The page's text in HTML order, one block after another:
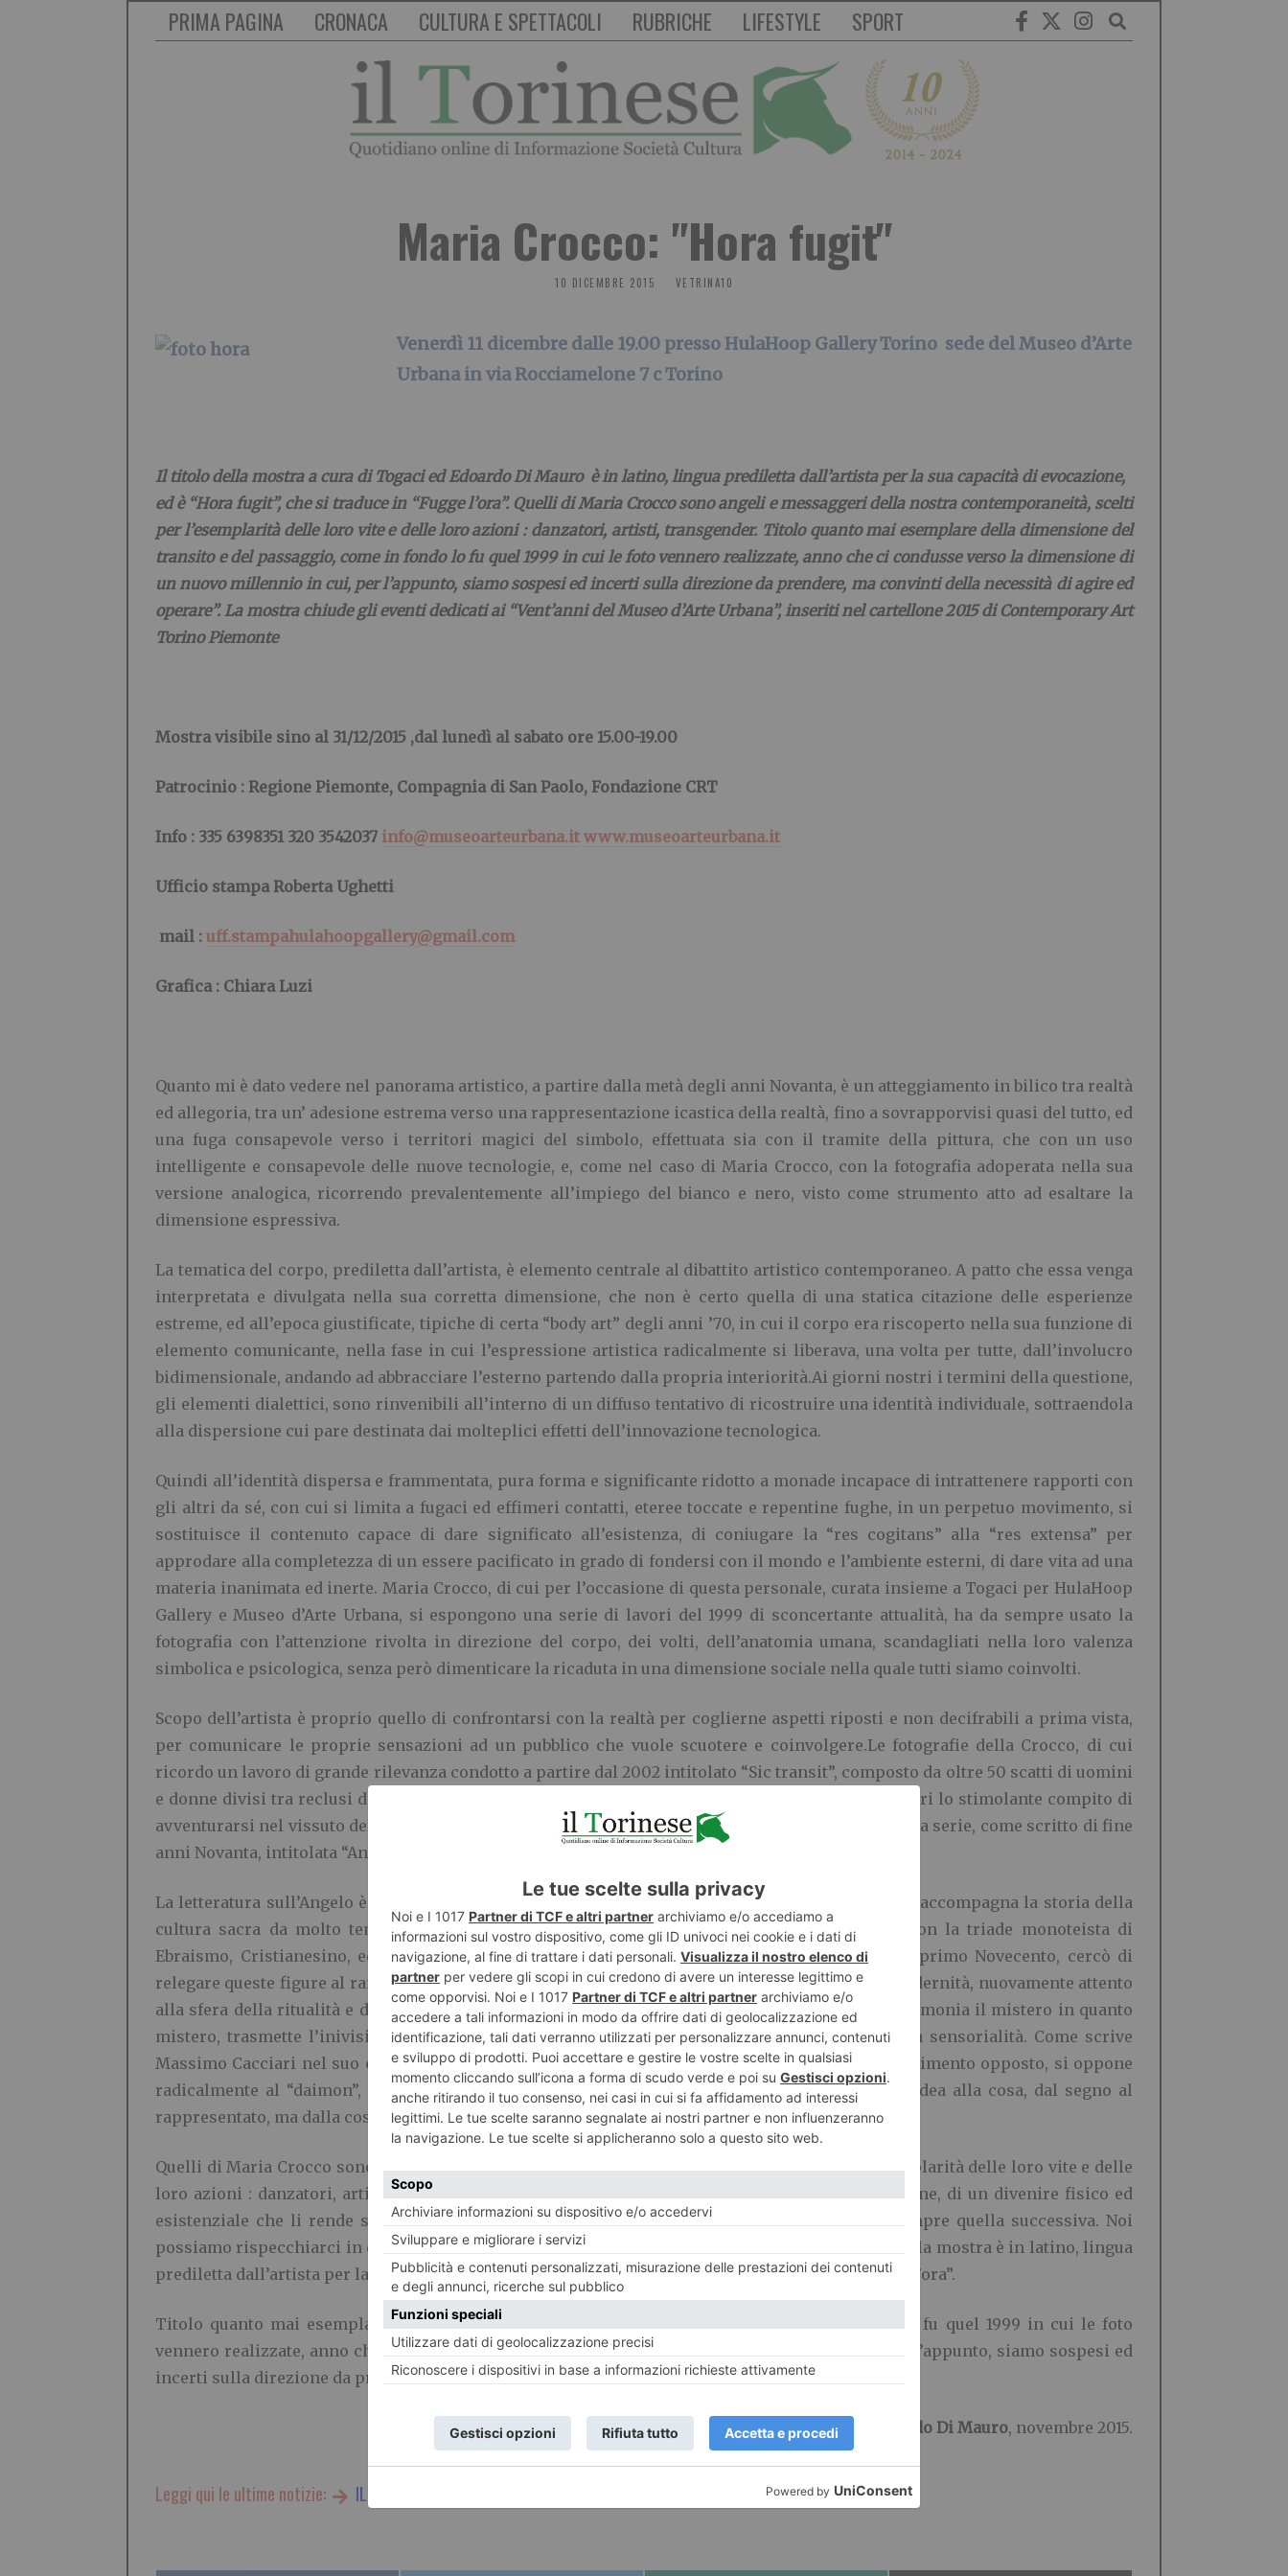
PRIMA PAGINA CRONACA CULTURA E SPETTACOLI RUBRICHE LIFESTYLE SPORT
Maria Crocco: "Hora fugit"
10 DICEMBRE 2015 VETRINA10
Venerdì 11 dicembre dalle 19.00 presso HulaHoop Gallery Torino sede del Museo d’Arte
Urbana invia Rocciamelone 7 c Torino
Il titolo della mostra a cura di Togaci ed Edoardo Di Mauro è in latino, lingua prediletta dall’artista per la sua capacità di evocazione,
ed è “Hora fugit”, che si traduce in “Fugge l’ora”. Quelli di Maria Crocco sono angeli e messaggeri della nostra contemporaneità, scelti
per l’esemplarità delle loro vite e delle loro azioni : danzatori, artisti, transgender. Titolo quanto mai esemplare della dimensione del
transito e del passaggio, come in fondo lo fu quel 1999 in cui le foto vennero realizzate, anno che ci condusse verso la dimensione di
un nuovo millennio in cui, per l’appunto, siamo sospesi ed incerti sulla direzione da prendere, ma convinti della necessità di agire ed
operare”. La mostra chiude gli eventi dedicati ai “Vent’anni del Museo d’Arte Urbana”, inseriti nel cartellone 2015 di Contemporary Art
Torino Piemonte
Mostra visibile sino al 31/12/2015 ,dal lunedì al sabato ore 15.00-19.00
Patrocinio : Regione Piemonte, Compagnia di San Paolo, Fondazione CRT
Info : 335 6398351 320 3542037 info@museoarteurbana.it www.museoarteurbana.it
Ufficio stampa Roberta Ughetti
mail : uff.stampahulahoopgallery@gmail.com
Grafica : Chiara Luzi
Quanto mi è dato vedere nel panorama artistico, a partire dalla metà degli anni Novanta, è un atteggiamento in bilico tra realtà
ed allegoria, tra un’ adesione estrema verso una rappresentazione icastica della realtà, fino a sovrapporvisi quasi del tutto, ed
una fuga consapevole verso i territori magici del simbolo, effettuata sia con il tramite della pittura, che con un uso
intelligente e consapevole delle nuove tecnologie, e, come nel caso di Maria Crocco, con la fotografia adoperata nella sua
versione analogica, ricorrendo prevalentemente all’impiego del bianco e nero, visto come strumento atto ad esaltare la
dimensione espressiva.
La tematica del corpo, prediletta dall’artista, è elemento centrale al dibattito artistico contemporaneo. A patto che essa venga
interpretata e divulgata nella sua corretta dimensione, che non è certo quella di una statica citazione delle esperienze
estreme, ed all’epoca giustificate, tipiche di certa “body art” degli anni ’70, in cui il corpo era riscoperto nella sua funzione di
elemento comunicante, nella fase in cui l’espressione artistica radicalmente si liberava, una volta per tutte, dall’involucro
bidimensionale, andando ad abbracciare l’esterno partendo dalla propria interiorità.Ai giorni nostri i termini della questione,
gli elementi dialettici, sono rinvenibili all’interno di un diffuso tentativo di ricostruire una identità individuale, sottraendola
alla dispersione cui pare destinata dai molteplici effetti dell’innovazione tecnologica.
Quindi all’identità dispersa e frammentata, pura forma e significante ridotto a monade incapace di intrattenere rapporti con
gli altri da sé, con cui si limita a fugaci ed effimeri contatti, eteree toccate e repentine fughe, in un perpetuo movimento, si
sostituisce il contenuto capace di dare significato all’esistenza, di coniugare la “res cogitans” alla “res extensa” per
approdare alla completezza di un essere pacificato in grado di fondersi con il mondo e l’ambiente esterni, di dare vita ad una
materia inanimata ed inerte. Maria Crocco, di cui per l’occasione di questa personale, curata insieme a Togaci per HulaHoop
Gallery e Museo d’Arte Urbana, si espongono una serie di lavori del 1999 di sconcertante attualità, ha da sempre usato la
fotografia con l’attenzione rivolta in direzione del corpo, dei volti, dell’anatomia umana, scandagliati nella loro valenza
simbolica e psicologica, senza però dimenticare la ricaduta in una dimensione sociale nella quale tutti siamo coinvolti.
Scopo dell’artista è proprio quello di confrontarsi con la realtà per coglierne aspetti riposti e non decifrabili a prima vista,
per comunicare le proprie sensazioni ad un pubblico che vuole scuotere e coinvolgere.Le fotografie della Crocco, di cui
ricordo un lavoro di grande rilevanza condotto a partire dal 2002 intitolato “Sic transit”, composto da oltre 50 scatti di uomini
e donne divisi tra reclusi del carcere torinese delle Vallette e soggetti comuni, lasciando ai fruitori lo stimolante compito di
avventurarsi nel vissuto delle persone rappresentate proiettandolo nel proprio, fanno parte di una serie, come scritto di fine
anni Novanta, intitolata “Angeli”.
La letteratura sull’Angelo è sterminata. Questa figura mitica, messaggero tra il divino e l’umano, accompagna la storia della
cultura sacra da molto tempo, a partire da religioni come lo zoroastrismo per proseguire con la triade monoteista di
Ebraismo, Cristianesino, ed Islam. Il razionalismo moderno, imperante tra il Settecento ed il primo Novecento, cercò di
relegare queste figure al rango di anticaglie, di superstizioni superflue. Il pensiero della post modernità, nuovamente attento
alla sfera della ritualità e dell’inconscio, ha rivalutato il ruolo educativo dell’Angelo, perchè testimonia il mistero in quanto
mistero, trasmette l’inivisibile in quanto invisibile, andando oltre la dimensione concreta della sensorialità. Come scrive
Massimo Cacciari nel suo celebre saggio “L’Angelo necessario” : “L’Angelo è l’ermeneuta del movimento opposto, si oppone
radicalmente al “daimon”, quello che guida fuori dalla lettera quello che non va, non già dall’idea alla cosa, dal segno al
rappresentato, ma dalla cosa all’inivisibile”.
Quelli di Maria Crocco sono angeli e messaggeri della nostra contemporaneità, scelti per l’esemplarità delle loro vite e delle
loro azioni : danzatori, artisti, transgender.Tutte persone detentrici di un corpo in trasformazione, di un divenire fisico ed
esistenziale che li rende sospesi in una dimensione di transito, dove l’azione che conta è sempre quella successiva. Noi
possiamo rispecchiarci in queste icone corporali, e trarre da loro esempio e conforto. Il titolo della mostra è in latino, lingua
prediletta dall’artista per la sua capacità di evocazione, ed è “Hora fugit”, che si traduce in “Fugge l’ora”.
Titolo quanto mai esemplare della dimensione del transito e del passaggio, come in fondo lo fu quel 1999 in cui le foto
vennero realizzate, anno che ci condusse verso la dimensione di un nuovo millennio in cui, per l’appunto, siamo sospesi ed
incerti sulla direzione da prendere, ma convinti della necessità di agire ed operare.
Edoardo Di Mauro, novembre 2015.
Leggi qui le ultime notizie: IL TORINESE